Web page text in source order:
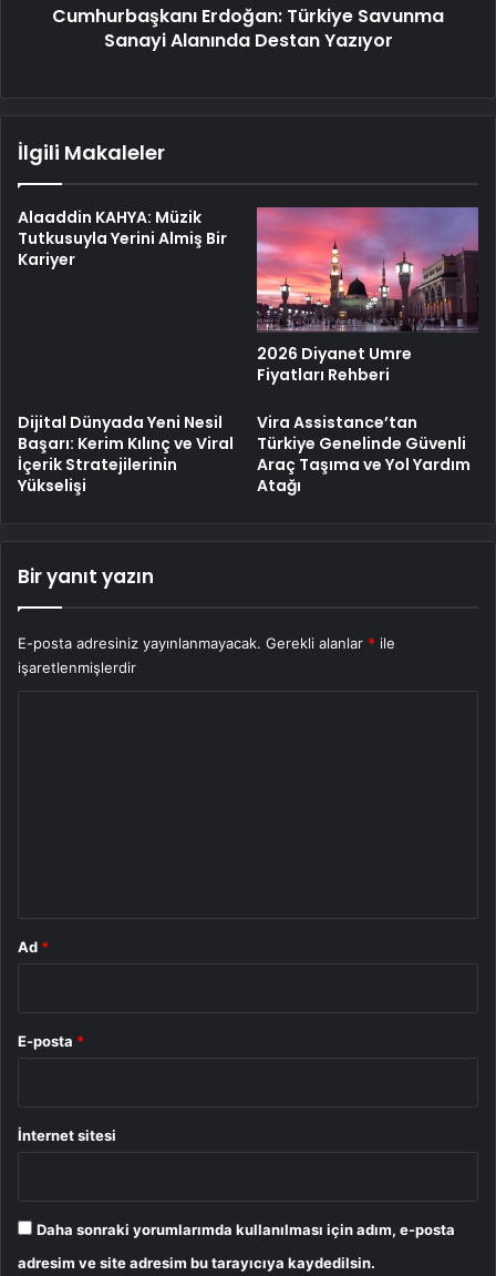
Cumhurbaşkanı Erdoğan: Türkiye Savunma
Sanayi Alanında Destan Yazıyor
İlgili Makaleler
Alaaddin KAHYA: Müzik
Tutkusuyla Yerini Almiş Bir
Kariyer
2026 Diyanet Umre
Fiyatları Rehberi
Dijital Dünyada Yeni Nesil
Başarı: Kerim Kılınç ve Viral
İçerik Stratejilerinin
Yükselişi
Vira Assistance’tan
Türkiye Genelinde Güvenli
Araç Taşıma ve Yol Yardım
Atağı
Bir yanıt yazın
E-posta adresiniz yayınlanmayacak. Gerekli alanlar * ile
işaretlenmişlerdir
Ad *
E-posta *
İnternet sitesi
Daha sonraki yorumlarımda kullanılması için adım, e-posta
adresim ve site adresim bu tarayıcıya kaydedilsin.